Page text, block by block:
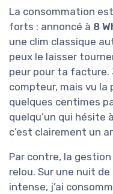
La consommation
forts : annoncé à 8
une clim classique
peux le laisser
peur pour ta facture.
compteur, mais vu
quelques centimes
quelqu’un qui hésite
c’est clairement un
Par contre, la gestion
relou. Sur une nuit
intense, j’ai